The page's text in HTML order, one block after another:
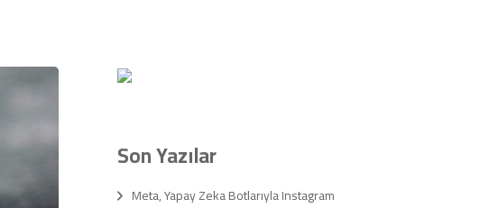
Son Yazılar
Meta, Yapay Zeka Botlarıyla Instagram